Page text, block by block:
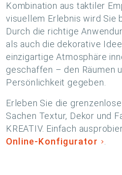
Kombination aus taktiler
visuellem Erlebnis wird Sie
Durch die richtige
als auch die dekorative
einzigartige Atmosphäre
geschaffen – den Räumen
Persönlichkeit gegeben.
Erleben Sie die
Sachen Textur, Dekor und
KREATIV. Einfach
Online-Konfigurator